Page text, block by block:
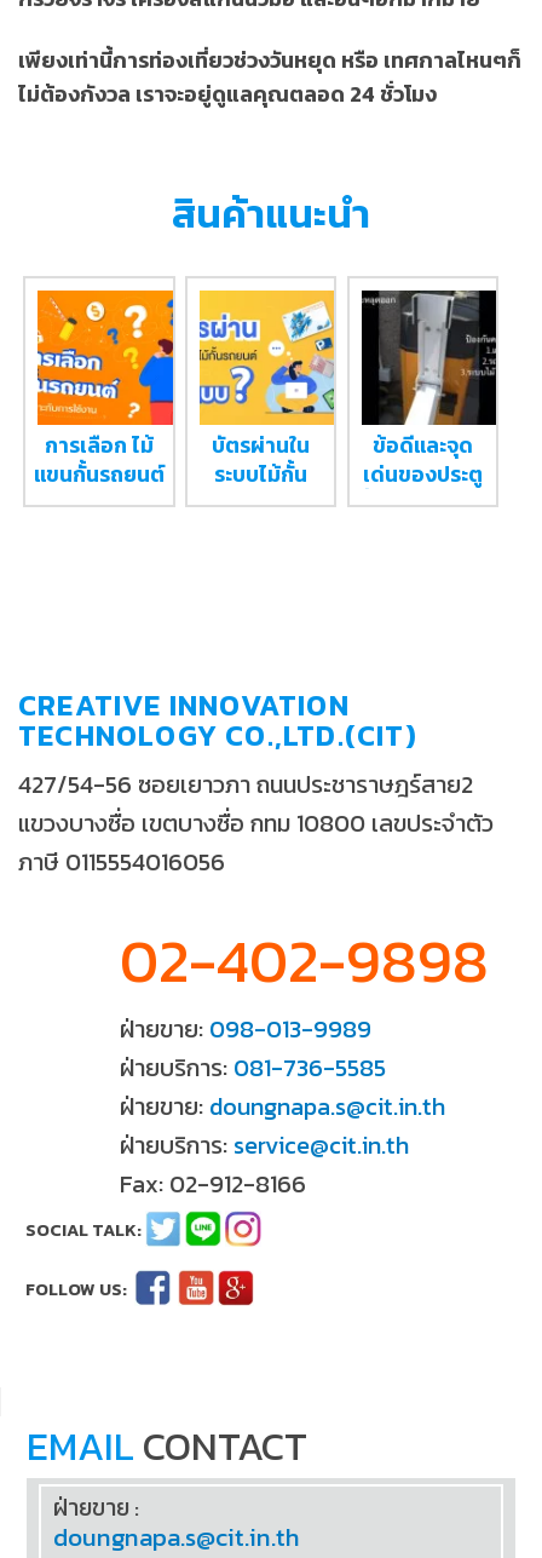
เพียงเท่านี้การท่องเที่ยวช่วงวันหยุด หรือ เทศกาลไหนๆก็
ไม่ต้องกังวล เราจะอยู่ดูแลคุณตลอด 24 ชั่วโมง
สินค้าแนะนำ
การเลือก ไม้
แขนกั้นรถยนต์
ให้เหมาะกับการ
บัตรผ่านใน
ระบบไม้กั้น
รถยนต์มีกี่แบบ
ข้อดีและจุด
เด่นของประตู
กั้นคนอัตโนมัติ
CREATIVE INNOVATION
TECHNOLOGY CO.,LTD.(CIT)
427/54-56 ซอยเยาวภา ถนนประชาราษฎร์สาย2
แขวงบางซื่อ เขตบางซื่อ กทม 10800 เลขประจำตัว
ภาษี 0115554016056
02-402-9898
ฝ่ายขาย: 098-013-9989
ฝ่ายบริการ: 081-736-5585
ฝ่ายขาย: doungnapa.s@cit.in.th
ฝ่ายบริการ: service@cit.in.th
Fax: 02-912-8166
EMAILCONTACT
ฝ่ายขาย :
doungnapa.s@cit.in.th